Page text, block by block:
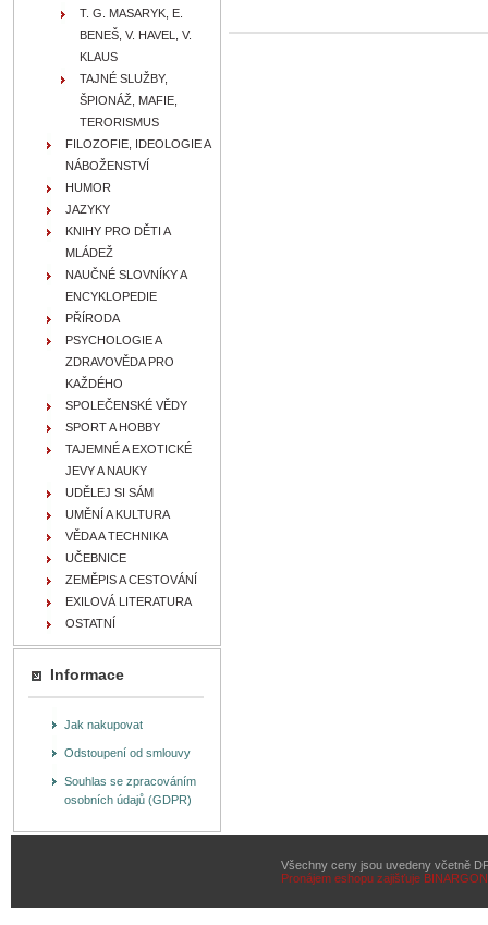
T. G. MASARYK, E.
BENEŠ, V. HAVEL, V.
KLAUS
TAJNÉ SLUŽBY,
ŠPIONÁŽ, MAFIE,
TERORISMUS
FILOZOFIE, IDEOLOGIE A
NÁBOŽENSTVÍ
HUMOR
JAZYKY
KNIHY PRO DĚTI A
MLÁDEŽ
NAUČNÉ SLOVNÍKY A
ENCYKLOPEDIE
PŘÍRODA
PSYCHOLOGIE A
ZDRAVOVĚDA PRO
KAŽDÉHO
SPOLEČENSKÉ VĚDY
SPORT A HOBBY
TAJEMNÉ A EXOTICKÉ
JEVY A NAUKY
UDĚLEJ SI SÁM
UMĚNÍ A KULTURA
VĚDA A TECHNIKA
UČEBNICE
ZEMĚPIS A CESTOVÁNÍ
EXILOVÁ LITERATURA
OSTATNÍ
Informace
Jak nakupovat
Odstoupení od smlouvy
Souhlas se zpracováním
osobních údajů (GDPR)
Všechny ceny jsou uvedeny včetně
Pronájem eshopu zajišťuje